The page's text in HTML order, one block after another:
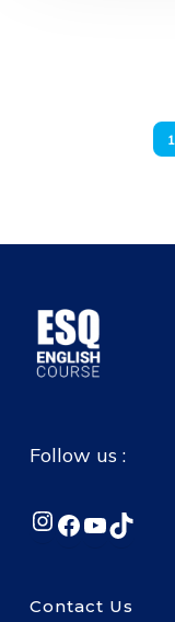
1
Follow us :
Instagram
Facebook
YouTube
TikTok
Contact Us